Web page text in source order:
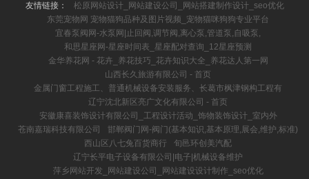
友情链接：
松原网站设计_网站建设公司_网站搭建制作设计_seo优化
东莞宠物网 宠物猫狗品种及图片视频_宠物猫咪狗狗专业平台
宜春泵阀网-水泵网|止回阀,调节阀,离心泵,管道泵,自吸泵,
和思星座网-星座时间表_星座配对查询_12星座预测
金华养花网 - 花卉_养花技巧_花卉知识大全_养花达人第一网
山西长久旅游有限公司 - 首页
金属门窗工程施工、普通机械设备安装服务、长葛市枫津钢构工程有
辽宁沈北新区亮广文化有限公司 - 首页
安徽康喜装饰设计有限公司_工程设计活动_饰物装饰设计_室内外
苍南嘉瑞科技有限公司
邯郸阀门网-阀门(基本知识,基本原理,展会,维护,标准)
西山区八七兔百货商行
旬邑环创美汽配
辽宁长平电子设备有限公司|电子|机械设备维护
萍乡网站开发_网站建设公司_网站建设设计制作_seo优化